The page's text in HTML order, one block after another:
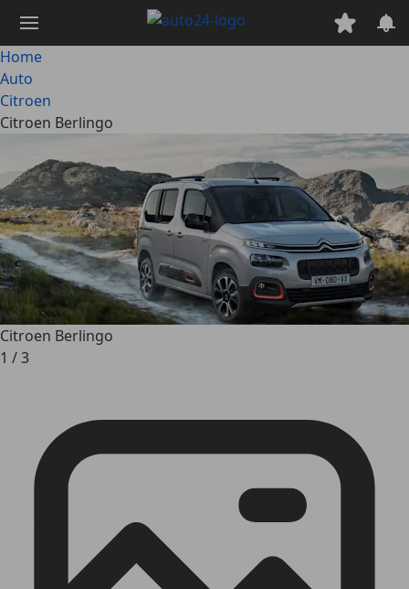
contenuto
principale
Home
Auto
Citroen
Citroen Berlingo
Citroen Berlingo
1 /3